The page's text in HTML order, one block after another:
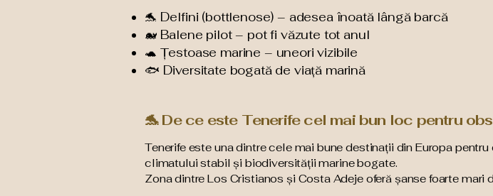
🐬 Delfini (bottlenose) – adesea înoată lângă barcă
🐋 Balene pilot – pot fi văzute tot anul
🐢 Țestoase marine – uneori vizibile
🐟 Diversitate bogată de viață marină
🐬 De ce este Tenerife cel mai bun loc pentru
Tenerife este una dintre cele mai bune destinații din Europa
climatului stabil și biodiversității marine bogate.
Zona dintre Los Cristianos și Costa Adeje oferă șanse foarte